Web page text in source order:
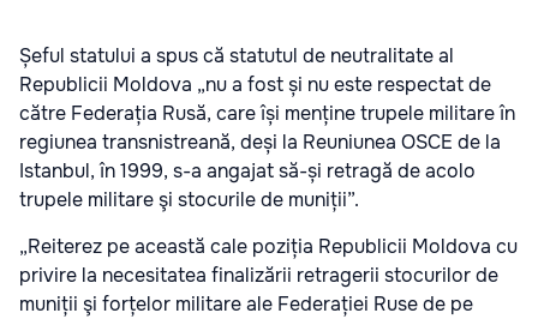
Șeful statului a spus că statutul de neutralitate al
Republicii Moldova „nu a fost și nu este respectat de
către Federația Rusă, care își menține trupele militare în
regiunea transnistreană, deși la Reuniunea OSCE de la
Istanbul, în 1999, s-a angajat să-și retragă de acolo
trupele militare şi stocurile de muniții”.
„Reiterez pe această cale poziția Republicii Moldova cu
privire la necesitatea finalizării retragerii stocurilor de
muniții şi forțelor militare ale Federației Ruse de pe